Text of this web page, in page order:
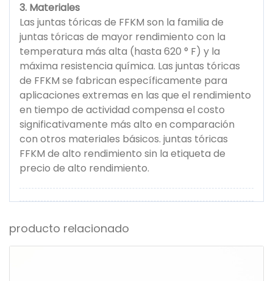
3. Materiales
Las juntas tóricas de FFKM son la familia de
juntas tóricas de mayor rendimiento con la
temperatura más alta (hasta 620 ° F) y la
máxima resistencia química. Las juntas tóricas
de FFKM se fabrican específicamente para
aplicaciones extremas en las que el rendimiento
en tiempo de actividad compensa el costo
significativamente más alto en comparación
con otros materiales básicos. juntas tóricas
FFKM de alto rendimiento sin la etiqueta de
precio de alto rendimiento.
producto relacionado